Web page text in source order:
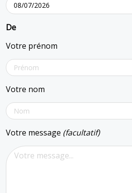
De
Votre prénom
Votre nom
Votre message (facultatif)